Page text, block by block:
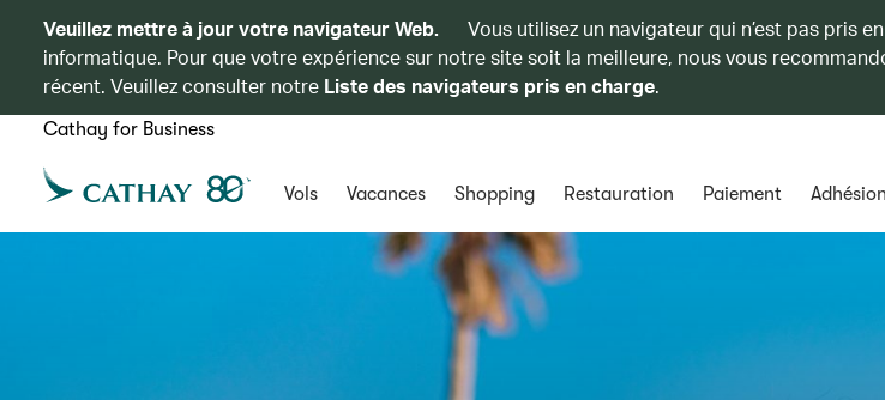
Veuillez mettre à jour votre navigateur Web.
Vous utilisez un navigateur qui n’est pas pris
informatique. Pour que votre expérience sur notre site soit la meilleure, nous vous
récent. Veuillez consulter notre Liste des navigateurs pris en charge.
Cathay for Business
Vols Vacances Shopping Restauration Paiement Adhésion